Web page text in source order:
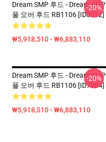
Dream SMP 후드 - Dream SMP
풀 오버 후드 RB1106 [ID8012]
₩5,918,510 - ₩6,883,110
-20%
Dream SMP 후드 - Dream SMP
풀 오버 후드 RB1106 [ID7984]
₩5,918,510 - ₩6,883,110
-20%